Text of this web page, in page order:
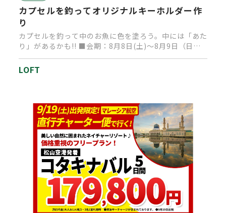
カプセルを釣ってオリジナルキーホルダー作
り
カプセルを釣って中のお魚に色を塗ろう。中には「あた
り」があるかも!! ■会期：8月8日(土)～8月9日（日）
LOFT